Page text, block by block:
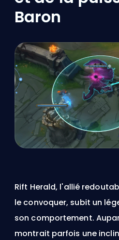
Baron
Rift Herald, l'allié
le convoquer, subit un
son comportement.
montrait parfois une